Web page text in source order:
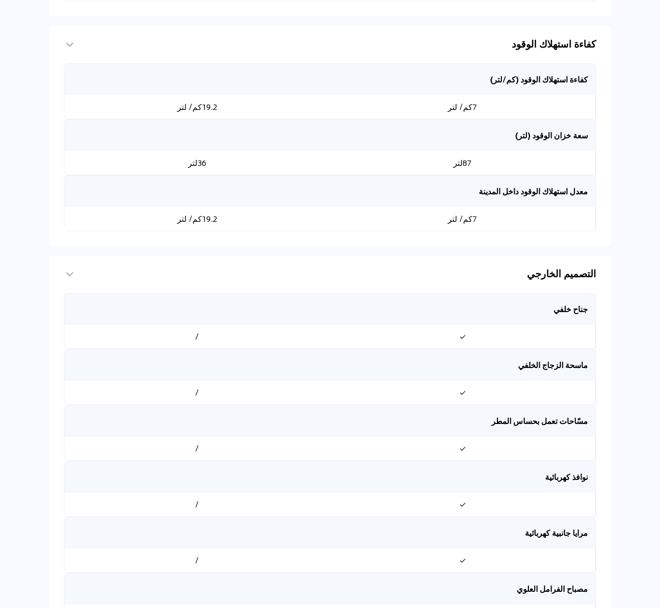
كفاءة استهلاك الوقود
كفاءة استهلاك الوقود (كم/لتر)
7كم/ لتر 19.2كم/ لتر
سعة خزان الوقود (لتر)
87لتر 36لتر
معدل استهلاك الوقود داخل المدينة
7كم/ لتر 19.2كم/ لتر
التصميم الخارجي
جناح خلفي
✓
/
ماسحة الزجاج الخلفي
✓
/
مسّاحات تعمل بحساس المطر
✓
/
نوافذ كهربائية
✓
/
مرايا جانبية كهربائية
✓
/
مصباح الفرامل العلوي